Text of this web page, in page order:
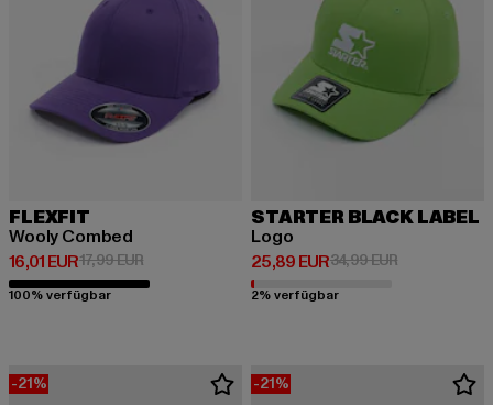
FLEXFIT
Wooly Combed
16,01 EUR
Derzeitiger Preis: 16,01 EUR
17,99 EURAktionspreis: 17,99 EUR
100% verfügbar
STARTER BLACK LABEL
Logo
25,89 EUR
Derzeitiger Preis: 25,89 EUR
34,99 EURAktionspreis:
2% verfügbar
-21% -21%